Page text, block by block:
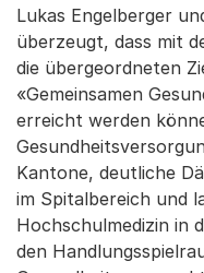
Lukas Engelberger
überzeugt, dass mit
die übergeordneten
«Gemeinsamen
erreicht werden
Kantone, deutliche
im Spitalbereich und
Hochschulmedizin in
den